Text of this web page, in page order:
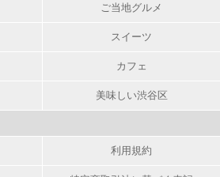
ご当地グルメ
スイーツ
カフェ
美味しい渋谷区
利用規約